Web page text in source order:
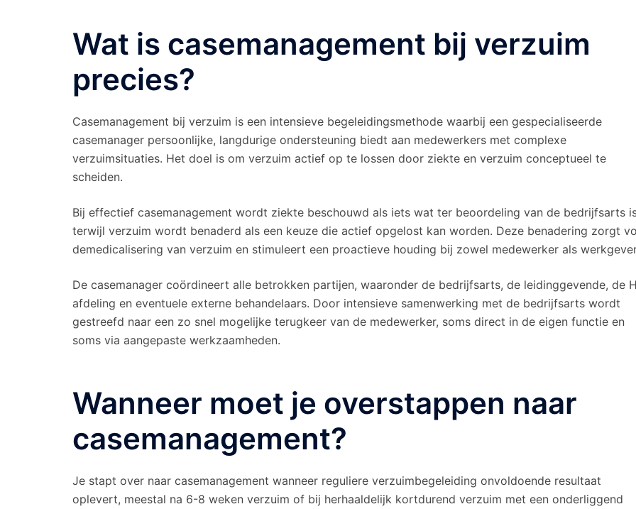
Wat is casemanagement bij verzuim
precies?
Casemanagement bij verzuim is een intensieve begeleidingsmethode waarbij een gespecialiseerde
casemanager persoonlijke, langdurige ondersteuning biedt aan medewerkers met complexe
verzuimsituaties. Het doel is om verzuim actief op te lossen door ziekte en verzuim conceptueel te
scheiden.
Bij effectief casemanagement wordt ziekte beschouwd als iets wat ter beoordeling van de bedrijfsarts
terwijl verzuim wordt benaderd als een keuze die actief opgelost kan worden. Deze benadering zorgt
demedicalisering van verzuim en stimuleert een proactieve houding bij zowel medewerker als
De casemanager coördineert alle betrokken partijen, waaronder de bedrijfsarts, de leidinggevende, de
afdeling en eventuele externe behandelaars. Door intensieve samenwerking met de bedrijfsarts wordt
gestreefd naar een zo snel mogelijke terugkeer van de medewerker, soms direct in de eigen functie en
soms via aangepaste werkzaamheden.
Wanneer moet je overstappen naar
casemanagement?
Je stapt over naar casemanagement wanneer reguliere verzuimbegeleiding onvoldoende resultaat
oplevert, meestal na 6-8 weken verzuim of bij herhaaldelijk kortdurend verzuim met een onderliggend